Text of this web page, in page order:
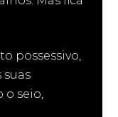
possessivo,
suas
seio,